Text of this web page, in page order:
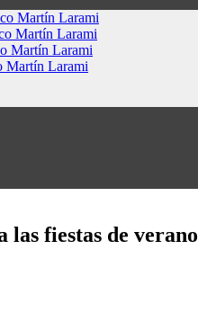
Martín Larami
Martín Larami
Martín Larami
Martín Larami
las fiestas de verano